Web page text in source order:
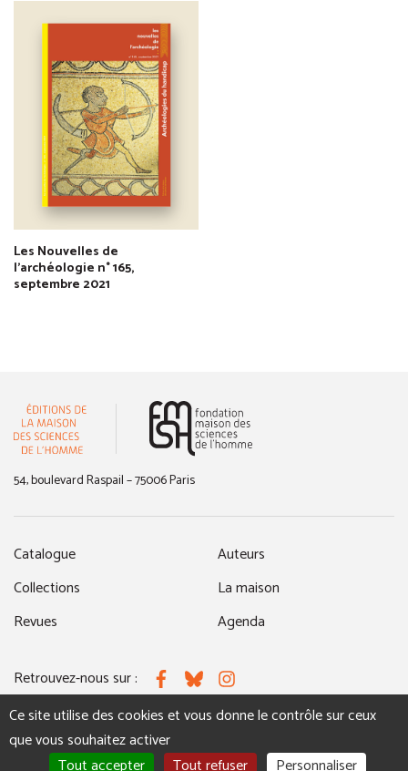
Les Nouvelles de
l'archéologie n° 165,
septembre 2021
54, boulevard Raspail – 75006 Paris
Catalogue
Collections
Revues
Auteurs
La maison
Agenda
Retrouvez-nous sur : FacebookBlueskyInstagram
MENTIONS LÉGALES NOUS CONTACTER
Ce site utilise des cookies et vous donne le contrôle sur ceux
que vous souhaitez activer
Tout accepter
Tout refuser Personnaliser